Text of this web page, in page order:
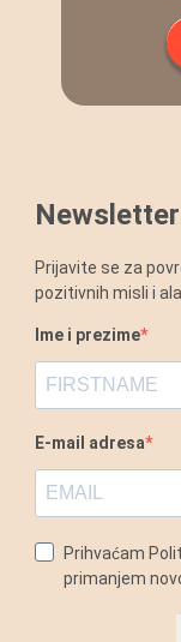
Prijavite se za
pozitivnih misli i
Ime i prezime
E-mail adresa
Prihvaćam
primanjem